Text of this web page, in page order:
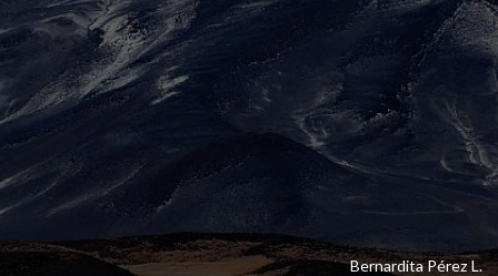
Bernardita Pérez L.